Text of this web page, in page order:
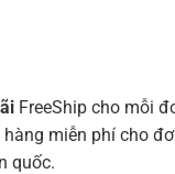
FreeShip cho mỗi
hàng miễn phí cho
quốc.